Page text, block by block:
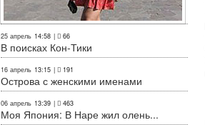
25 апрель 14:58 | 66
В поисках Кон-Тики
16 апрель 13:15 | 191
Острова с женскими именами
06 апрель 13:39 | 463
Моя Япония: В Наре жил олень...